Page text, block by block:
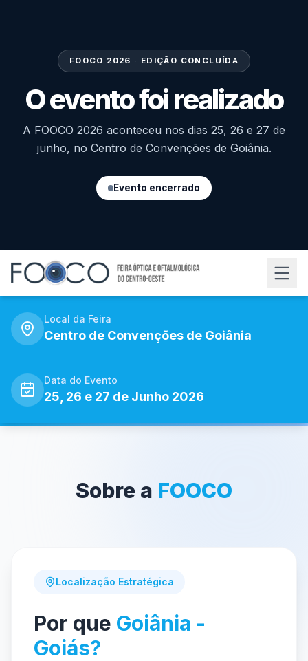
FOOCO 2026 · EDIÇÃO CONCLUÍDA
O evento foi realizado
A FOOCO 2026 aconteceu nos dias 25, 26 e 27 de
junho, no Centro de Convenções de Goiânia.
Evento encerrado
Local da Feira
Centro de Convenções de Goiânia
Data do Evento
25, 26 e 27 de Junho 2026
Sobre a FOOCO
Localização Estratégica
Por que Goiânia -
Goiás?